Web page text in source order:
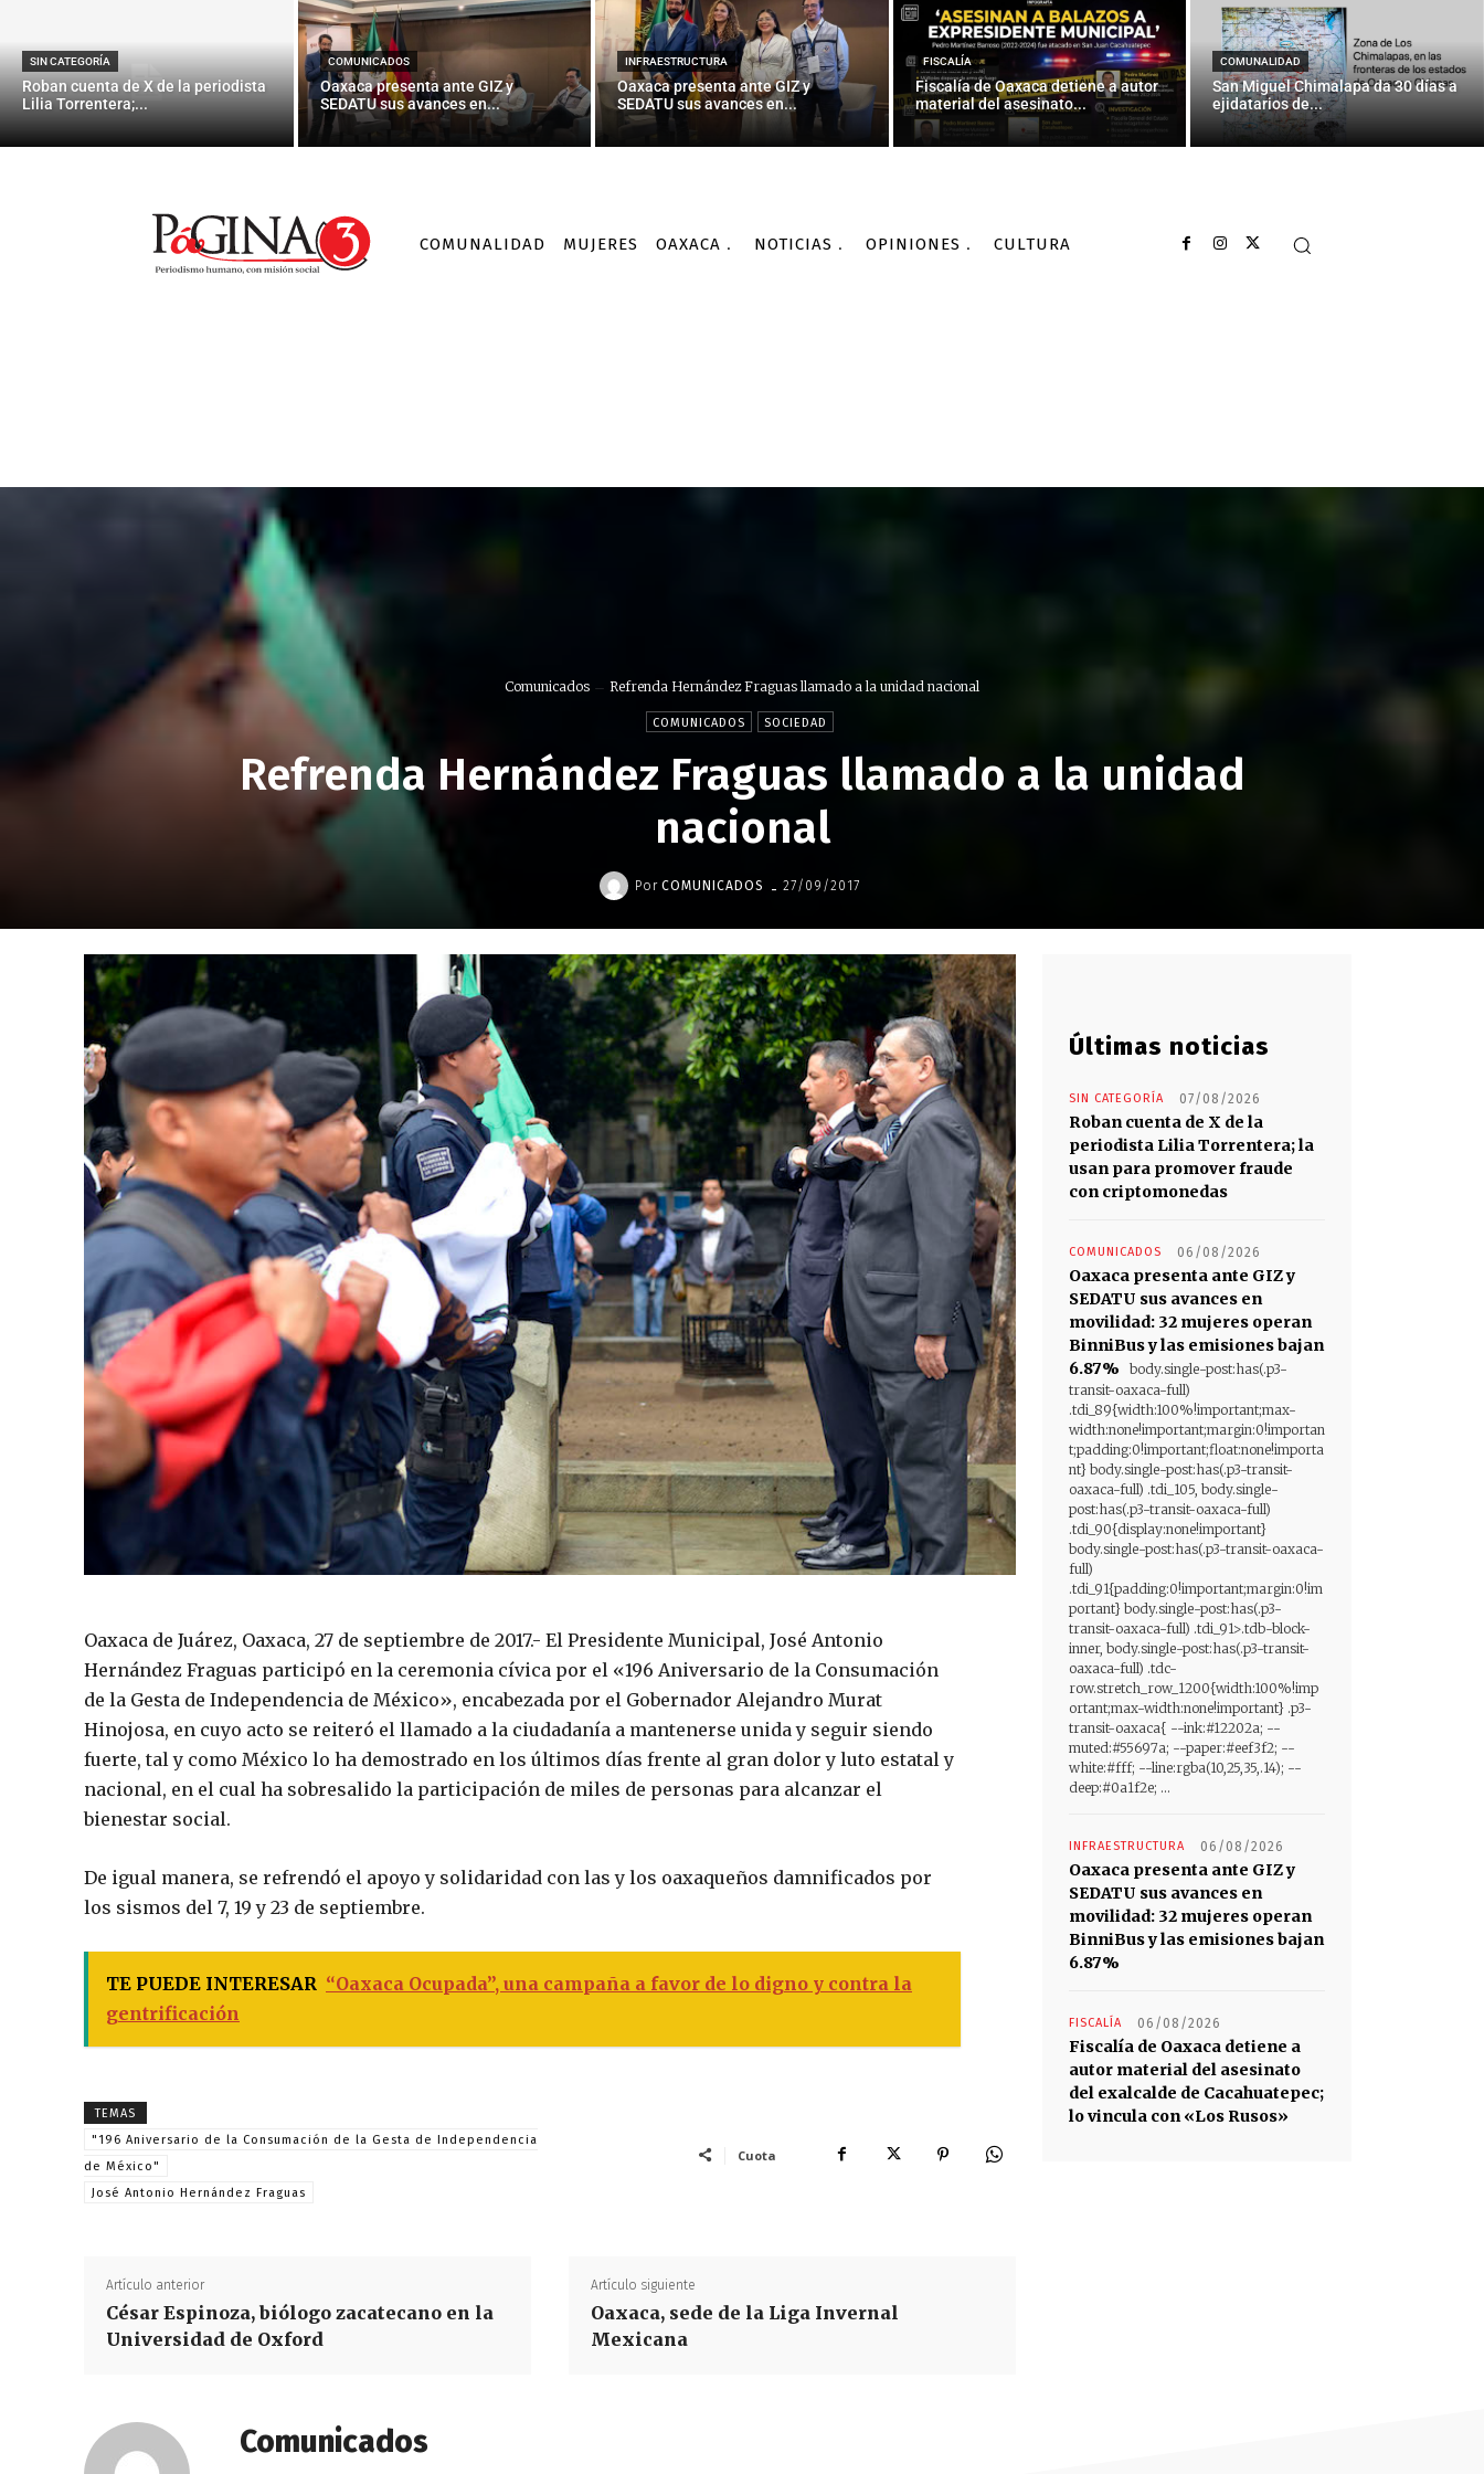
SIN CATEGORÍA
Roban cuenta de X de la periodista
Lilia Torrentera;...
COMUNICADOS
Oaxaca presenta ante GIZ y
SEDATU sus avances en...
INFRAESTRUCTURA
Oaxaca presenta ante GIZ y
SEDATU sus avances en...
FISCALÍA
Fiscalía de Oaxaca detiene a autor
material del asesinato...
COMUNALIDAD
San Miguel Chimalapa da 30 días a
ejidatarios de...
COMUNALIDAD MUJERES OAXACA NOTICIAS OPINIONES CULTURA
Comunicados Refrenda Hernández Fraguas llamado a la unidad nacional
COMUNICADOS SOCIEDAD
Refrenda Hernández Fraguas llamado a la unidad
nacional
Por COMUNICADOS - 27/09/2017
Oaxaca de Juárez, Oaxaca, 27 de septiembre de 2017.- El Presidente Municipal, José Antonio
Hernández Fraguas participó en la ceremonia cívica por el «196 Aniversario de la Consumación
de la Gesta de Independencia de México», encabezada por el Gobernador Alejandro Murat
Hinojosa, en cuyo acto se reiteró el llamado a la ciudadanía a mantenerse unida y seguir siendo
fuerte, tal y como México lo ha demostrado en los últimos días frente al gran dolor y luto estatal y
nacional, en el cual ha sobresalido la participación de miles de personas para alcanzar el
bienestar social.
De igual manera, se refrendó el apoyo y solidaridad con las y los oaxaqueños damnificados por
los sismos del 7, 19 y 23 de septiembre.
TE PUEDE INTERESAR “Oaxaca Ocupada”, una campaña a favor de lo digno y contra la
gentrificación
TEMAS
"196 Aniversario de la Consumación de la Gesta de Independencia
de México"
José Antonio Hernández Fraguas
Cuota
Artículo anterior
César Espinoza, biólogo zacatecano en la
Universidad de Oxford
Artículo siguiente
Oaxaca, sede de la Liga Invernal
Mexicana
Comunicados
Últimas noticias
SIN CATEGORÍA 07/08/2026
Roban cuenta de X de la
periodista Lilia Torrentera; la
usan para promover fraude
con criptomonedas
COMUNICADOS 06/08/2026
Oaxaca presenta ante GIZ y
SEDATU sus avances en
movilidad: 32 mujeres operan
BinniBus y las emisiones bajan
6.87%
body.single-post:has(.p3-
transit-oaxaca-full)
.tdi_89{width:100%!important;max-
width:none!important;margin:0!importan
t;padding:0!important;float:none!importa
nt} body.single-post:has(.p3-transit-
oaxaca-full) .tdi_105, body.single-
post:has(.p3-transit-oaxaca-full)
.tdi_90{display:none!important}
body.single-post:has(.p3-transit-oaxaca-
full)
.tdi_91{padding:0!important;margin:0!im
portant} body.single-post:has(.p3-
transit-oaxaca-full) .tdi_91>.tdb-block-
inner, body.single-post:has(.p3-transit-
oaxaca-full) .tdc-
row.stretch_row_1200{width:100%!imp
ortant;max-width:none!important} .p3-
transit-oaxaca{ --ink:#12202a; --
muted:#55697a; --paper:#eef3f2; --
white:#fff; --line:rgba(10,25,35,.14); --
deep:#0a1f2e; ...
INFRAESTRUCTURA 06/08/2026
Oaxaca presenta ante GIZ y
SEDATU sus avances en
movilidad: 32 mujeres operan
BinniBus y las emisiones bajan
6.87%
FISCALÍA 06/08/2026
Fiscalía de Oaxaca detiene a
autor material del asesinato
del exalcalde de Cacahuatepec;
lo vincula con «Los Rusos»